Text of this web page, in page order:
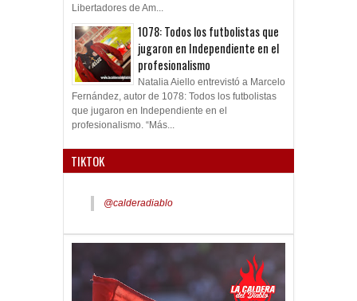
Libertadores de Am...
1078: Todos los futbolistas que
jugaron en Independiente en el
profesionalismo
Natalia Aiello entrevistó a Marcelo
Fernández, autor de 1078: Todos los futbolistas
que jugaron en Independiente en el
profesionalismo. “Más...
TIKTOK
@calderadiablo